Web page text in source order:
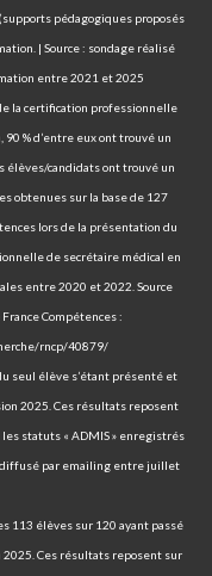
pédagogiques proposés
| Source : sondage réalisé
entre 2021 et 2025
la certification professionnelle
% d’entre eux ont trouvé un
élèves/candidats ont trouvé un
obtenues sur la base de 127
lors de la présentation du
de secrétaire médical en
entre 2020 et 2022. Source
Compétences :
rncp/40879/
seul élève s’étant présenté et
2025. Ces résultats reposent
statuts « ADMIS » enregistrés
diffusé par emailing entre juillet
113 élèves sur 120 ayant passé
2025. Ces résultats reposent sur